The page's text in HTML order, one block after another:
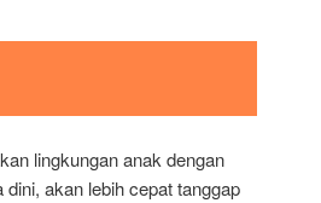
lingkungan anak dengan
akan lebih cepat tanggap